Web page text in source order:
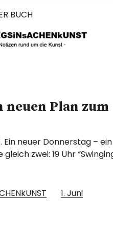
BUCH
Plan zum
Ein neuer Donnerstag – ein
zwei: 19 Uhr
1. Juni